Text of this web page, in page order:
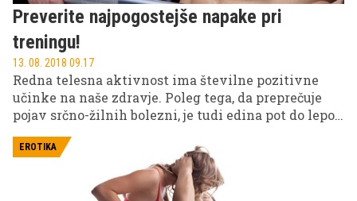
Preverite najpogostejše napake pri
treningu!
13. 08. 2018 09.17
Redna telesna aktivnost ima številne pozitivne
učinke na naše zdravje. Poleg tega, da preprečuje
pojav srčno-žilnih bolezni, je tudi edina pot do lepo
oblikovanih mišic. A če treningov ne izvajate
pravilno, učinka ni ali je ta ravno nasproten.
EROTIKA